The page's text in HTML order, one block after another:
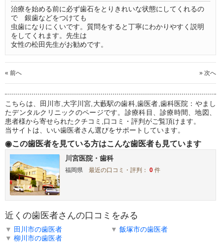
治療を始める前に必ず歯石をとりきれいな状態にしてくれるの
で 銀歯などをつけても
虫歯になりにくいです。質問をすると丁寧にわかりやすく説明
をしてくれます。先生は
女性の松田先生がお勧めです。
« 前へ » 次へ
こちらは、田川市,大字川宮,大藪駅の歯科,歯医者,歯科医院：やまし
たデンタルクリニックのページです。診療科目、診療時間、地図、
患者様から寄せられたクチコミ,口コミ・評判がご覧頂けます。
当サイトは、いい歯医者さん選びをサポートしています。
◉この歯医者を見ている方はこんな歯医者も見ています
川宮医院・歯科
福岡県 最近の口コミ・評判：0 件
近くの歯医者さんの口コミをみる
▼ 田川市の歯医者 ▼ 飯塚市の歯医者
▼ 柳川市の歯医者